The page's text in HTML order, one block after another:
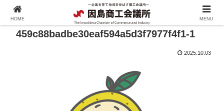
459c88badbe30eaf594a5d3f7977f4f1-1
2025.10.03
HOME MENU